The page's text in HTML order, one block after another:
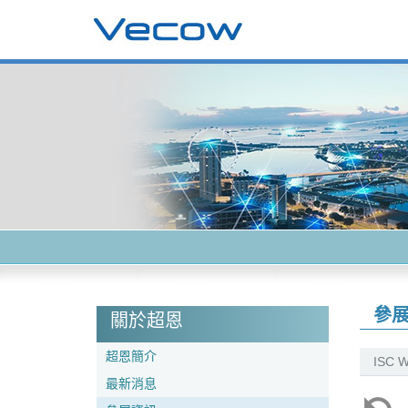
關於超恩
超恩簡介
最新消息
參
ISC